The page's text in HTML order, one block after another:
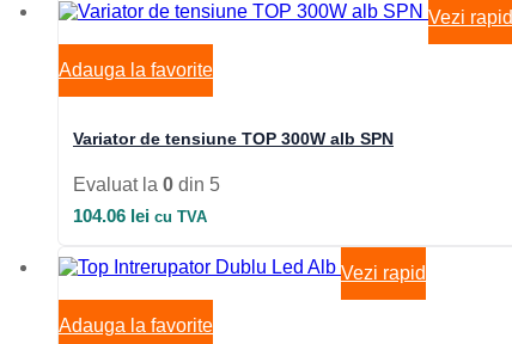
Vezi rapid
Adauga la favorite
Variator de tensiune TOP 300W alb SPN
Evaluat la 0 din 5
104.06 lei cu TVA
Vezi rapid
Adauga la favorite